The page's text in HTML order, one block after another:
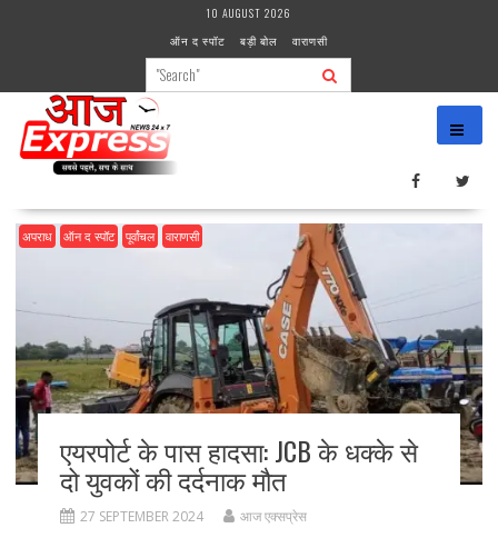
10 AUGUST 2026
ऑन द स्पॉट
बड़ी बोल वाराणसी
अपराध ऑन द स्पॉट पूर्वांचल वाराणसी
एयरपोर्ट के पास हादसा: JCB के धक्के से
दो युवकों की दर्दनाक मौत
27 SEPTEMBER 2024 आज एक्सप्रेस